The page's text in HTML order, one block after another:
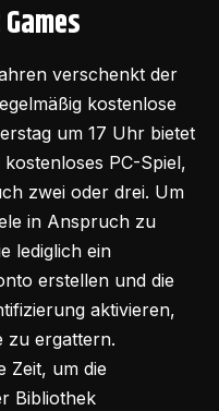
verschenkt der
kostenlose
um 17 Uhr bietet
PC-Spiel,
zwei oder drei. Um
in Anspruch zu
lediglich ein
erstellen und die
aktivieren,
zu ergattern.
Zeit, um die
Bibliothek